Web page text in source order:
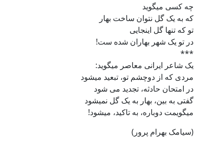
چه کسی میگوید
که به یک گل نتوان ساخت بهار
تو که تنها گل اینجایی
در تو یک شهر بهاران شده ست!
***
یک شاعر ایرانی معاصر میگوید:
مردی که از دوچشم تو، تبعید میشود
در امتحان حادثه، تجدید می شود
گفتی به بین، بهار به یک گل نمیشود
میگویمت دوباره، به تاکید، میشود!
(سیامک بهرام پرور)